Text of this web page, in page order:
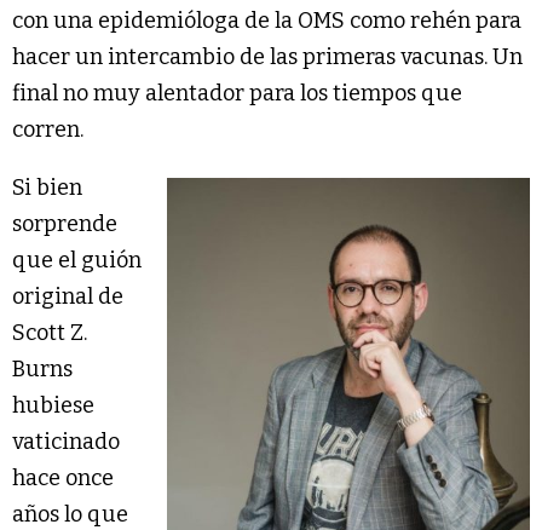
con una epidemióloga de la OMS como rehén para
hacer un intercambio de las primeras vacunas. Un
final no muy alentador para los tiempos que
corren.
Si bien
sorprende
que el guión
original de
Scott Z.
Burns
hubiese
vaticinado
hace once
años lo que